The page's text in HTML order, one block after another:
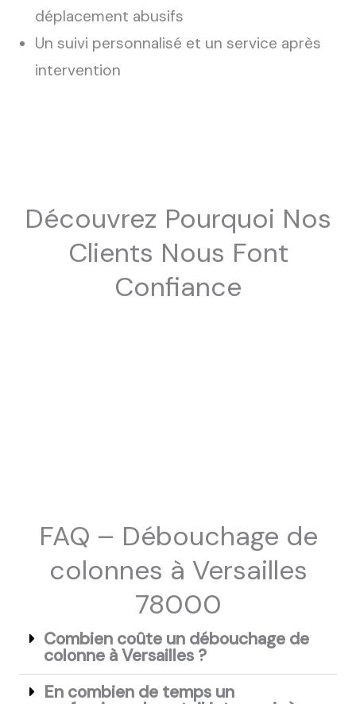
déplacement abusifs
Un suivi personnalisé et un service après
intervention
Découvrez Pourquoi Nos
Clients Nous Font
Confiance
FAQ – Débouchage de
colonnes à Versailles
78000
Combien coûte un débouchage de
colonne à Versailles ?
En combien de temps un